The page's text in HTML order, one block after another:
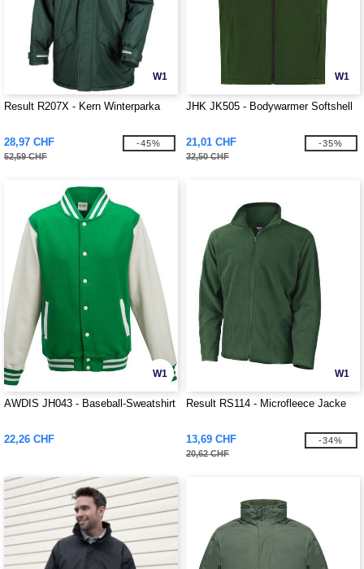
W1
Result R207X - Kern Winterparka
28,97 CHF
52,59 CHF
-45%
W1
JHK JK505 - Bodywarmer Softshell
21,01 CHF
32,50 CHF
-35%
W1
AWDIS JH043 - Baseball-Sweatshirt
22,26 CHF
W1
Result RS114 - Microfleece Jacke
13,69 CHF
20,62 CHF
-34%